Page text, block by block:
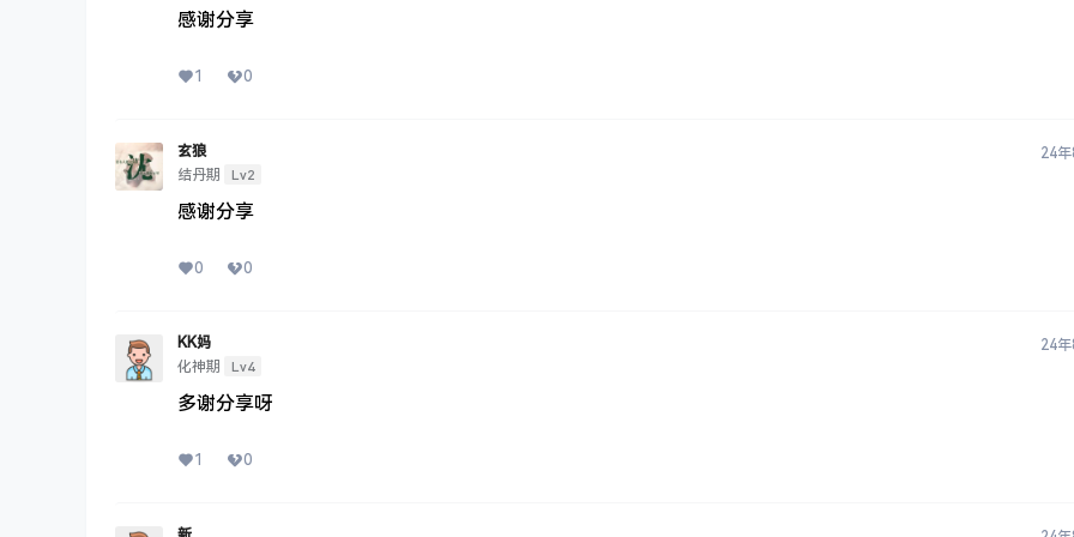
感谢分享
1 0
玄狼
结丹期
Lv2
24年
感谢分享
0 0
KK妈
化神期
Lv4
24年
多谢分享呀
1 0